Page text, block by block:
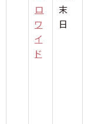
ロ
ワ
イ
ド
末
日